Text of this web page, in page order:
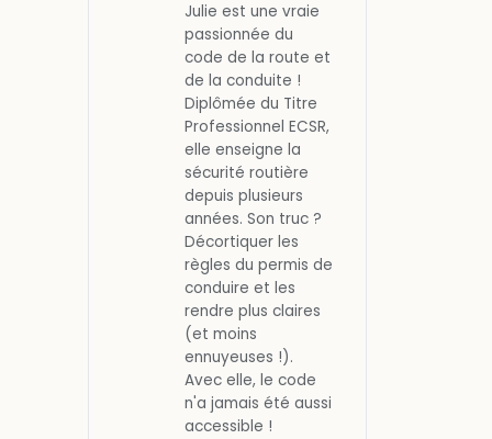
Julie est une vraie
passionnée du
code de la route et
de la conduite !
Diplômée du Titre
Professionnel ECSR,
elle enseigne la
sécurité routière
depuis plusieurs
années. Son truc ?
Décortiquer les
règles du permis de
conduire et les
rendre plus claires
(et moins
ennuyeuses !).
Avec elle, le code
n'a jamais été aussi
accessible !